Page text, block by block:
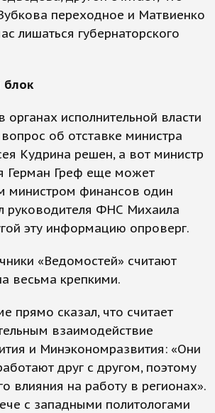
переходное и Матвиенко
лишаться губернаторского
блок
органах исполнительной власти
вопрос об отставке министра
Кудрина решен, а вот министр
Герман Греф еще может
министром финансов один
руководителя ФНС Михаила
эту информацию опроверг.
«Ведомостей» считают
весьма крепкими.
прямо сказал, что считает
взаимодействие
и Минэкономразвития: «Они
друг с другом, поэтому
влияния на работу в регионах».
с западными политологами